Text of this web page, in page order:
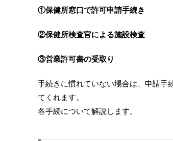
①保健所窓口で許可申請手続き
②保健所検査官による施設検査
③営業許可書の受取り
手続きに慣れていない場合は、申請手
てくれます。
各手続について解説します。